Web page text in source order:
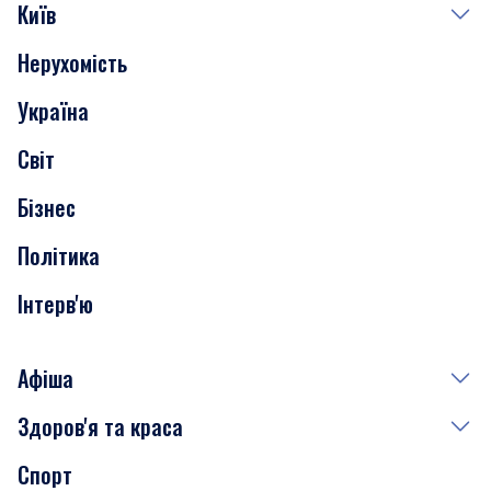
Київ
Події
Скандали
Нерухомість
Транспорт
Нерухомість
Україна
Світ
Бізнес
Політика
Інтерв'ю
Афіша
Сьогодні
Здоров'я та краса
Спорт